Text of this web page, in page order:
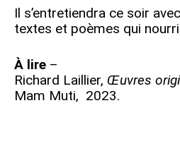
Il s’entretiendra ce soir
textes et poèmes qui
À lire –
Richard Laillier, Œuvres
Mam Muti, 2023.